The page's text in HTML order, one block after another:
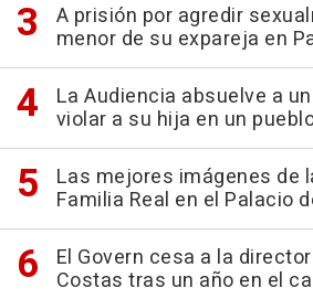
A prisión por agredir
menor de su expareja en
La Audiencia absuelve a
violar a su hija en un
Las mejores imágenes de
Familia Real en el Palacio
El Govern cesa a la
Costas tras un año en el